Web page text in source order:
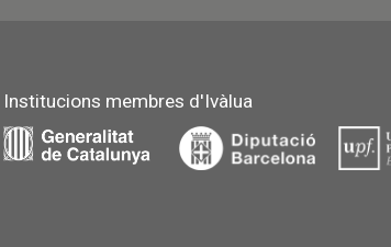
Institucions membres d'Ivàlua